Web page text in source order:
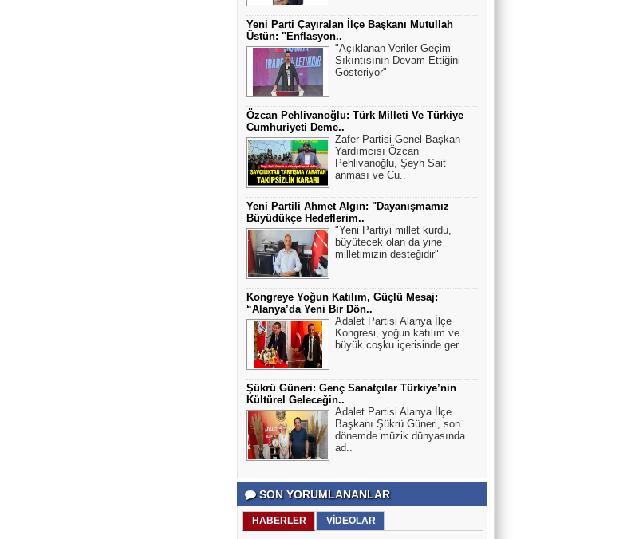
Yeni Parti Çayıralan İlçe Başkanı Mutullah
Üstün: "Enflasyon..
"Açıklanan Veriler Geçim
Sıkıntısının Devam Ettiğini
Gösteriyor"
Özcan Pehlivanoğlu: Türk Milleti Ve Türkiye
Cumhuriyeti Deme..
Zafer Partisi Genel Başkan
Yardımcısı Özcan
Pehlivanoğlu, Şeyh Sait
anması ve Cu..
Yeni Partili Ahmet Algın: "Dayanışmamız
Büyüdükçe Hedeflerim..
"Yeni Partiyi millet kurdu,
büyütecek olan da yine
milletimizin desteğidir"
Kongreye Yoğun Katılım, Güçlü Mesaj:
“Alanya’da Yeni Bir Dön..
Adalet Partisi Alanya İlçe
Kongresi, yoğun katılım ve
büyük coşku içerisinde ger..
Şükrü Güneri: Genç Sanatçılar Türkiye’nin
Kültürel Geleceğin..
Adalet Partisi Alanya İlçe
Başkanı Şükrü Güneri, son
dönemde müzik dünyasında
ad..
SON YORUMLANANLAR
HABERLER VİDEOLAR